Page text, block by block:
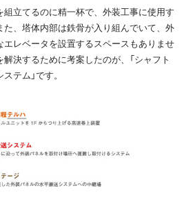
立てるのに精一杯で、外装工事に使用す
た、塔体内部は鉄骨が入り組んでいて、外
レベータを設置するスペースもありませ
決するために考案したのが、「シャフト
テム」です。